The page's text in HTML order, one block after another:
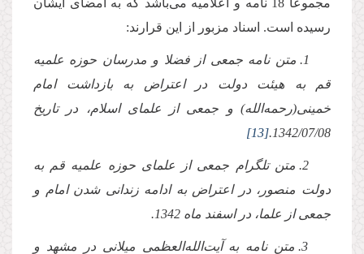
مجموعا 18 نامه و اعلامیه مى‌باشد كه به امضاى ایشان
رسیده است. اسناد مزبور از این قرارند:
1. متن نامه جمعى از فضلا و مدرسان حوزه علمیه
قم به هیئت دولت در اعتراض به بازداشت امام
خمینى(رحمه‌الله) و جمعى از علماى اسلام، در تاریخ
1342/07/08.
[13]
2. متن تلگرام جمعى از علماى حوزه علمیه قم به
دولت منصور، در اعتراض به ادامه زندانى شدن امام و
جمعى از علما، در اسفند ماه 1342.
3. متن نامه به آیت‌الله‌العظمى میلانى در مشهد و